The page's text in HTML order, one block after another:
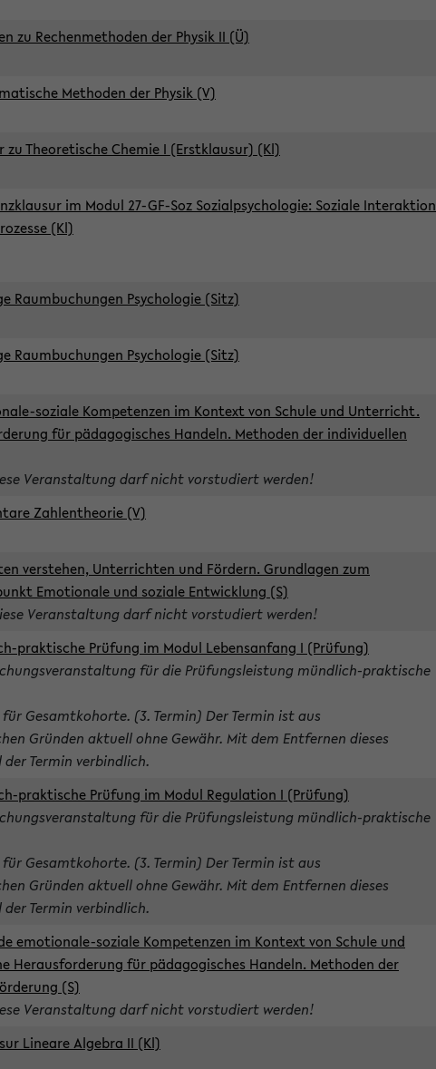
zu Rechenmethoden der Physik II (Ü)
Methoden der Physik (V)
zu Theoretische Chemie I (Erstklausur) (Kl)
im Modul 27-GF-Soz Sozialpsychologie: Soziale Interaktion
(Kl)
Raumbuchungen Psychologie (Sitz)
Raumbuchungen Psychologie (Sitz)
soziale Kompetenzen im Kontext von Schule und Unterricht.
für pädagogisches Handeln. Methoden der individuellen
Veranstaltung darf nicht vorstudiert werden!
Zahlentheorie (V)
verstehen, Unterrichten und Fördern. Grundlagen zum
Emotionale und soziale Entwicklung (S)
Veranstaltung darf nicht vorstudiert werden!
praktische Prüfung im Modul Lebensanfang I (Prüfung)
für die Prüfungsleistung mündlich-praktische
Gesamtkohorte. (3. Termin) Der Termin ist aus
Gründen aktuell ohne Gewähr. Mit dem Entfernen dieses
der Termin verbindlich.
praktische Prüfung im Modul Regulation I (Prüfung)
für die Prüfungsleistung mündlich-praktische
Gesamtkohorte. (3. Termin) Der Termin ist aus
Gründen aktuell ohne Gewähr. Mit dem Entfernen dieses
der Termin verbindlich.
emotionale-soziale Kompetenzen im Kontext von Schule und
Herausforderung für pädagogisches Handeln. Methoden der
(S)
Veranstaltung darf nicht vorstudiert werden!
Lineare Algebra II (Kl)